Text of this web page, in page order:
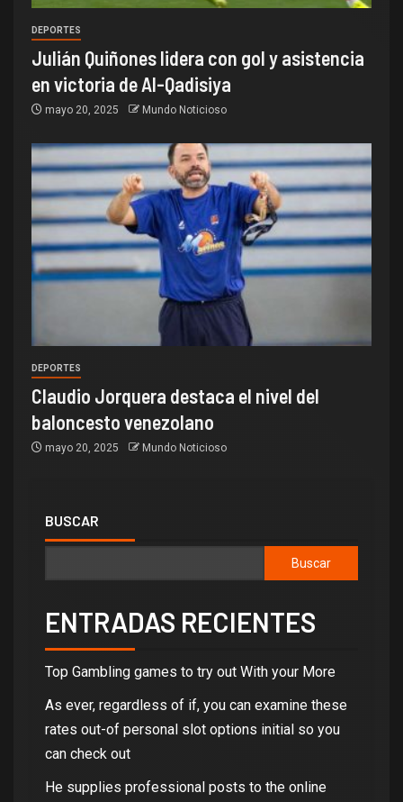
DEPORTES
Julián Quiñones lidera con gol y asistencia
en victoria de Al-Qadisiya
mayo 20, 2025 Mundo Noticioso
DEPORTES
Claudio Jorquera destaca el nivel del
baloncesto venezolano
mayo 20, 2025 Mundo Noticioso
BUSCAR
Buscar
ENTRADAS RECIENTES
Top Gambling games to try out With your More
As ever, regardless of if, you can examine these
rates out-of personal slot options initial so you
can check out
He supplies professional posts to the online